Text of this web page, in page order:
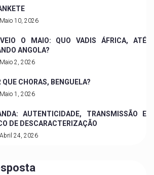
Maio 10, 2026
O MAIO: QUO VADIS ÁFRICA, ATÉ
ANGOLA?
Maio 2, 2026
QUE CHORAS, BENGUELA?
Maio 1, 2026
AUTENTICIDADE, TRANSMISSÃO E
DE DESCARACTERIZAÇÃO
Abril 24, 2026